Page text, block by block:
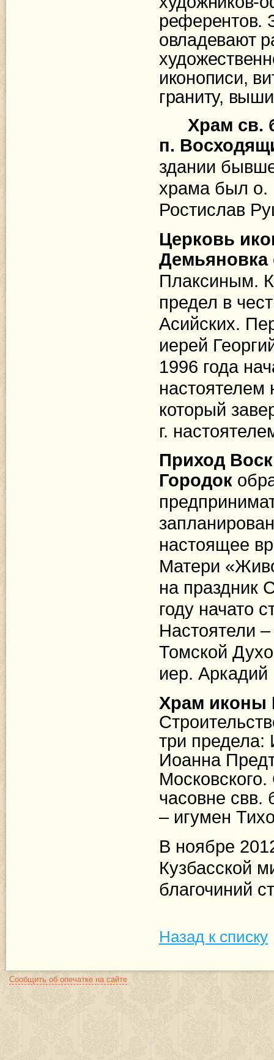
референтов.
овладевают
иконописи,
граниту,
Храм св.
п.
здании
храма был о.
Ростислав
Церковь
Демьяновка
Плаксиным.
предел в
Асийских.
иерей
1996 года
настоятелем
который
г.
Приход
Городок
настоящее
Матери
на праздник
году начато
Настоятели
Томской
иер. Аркадий
Храм иконы
три предела:
Иоанна
часовне
– игумен
В ноябре
Кузбасской
благочиний
Назад к списку
Сообщить об опечатке на сайте